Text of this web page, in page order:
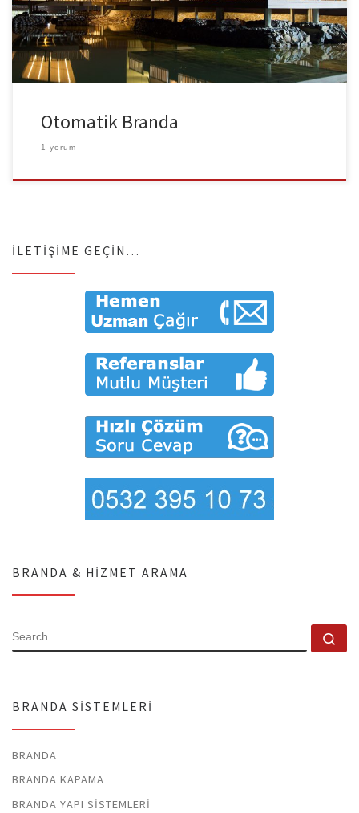
Pergola tente olarak bilinmektedir. Neden Pergola Tente ? Sistem
motorlu ve […]
Otomatik Branda
1 yorum
İLETIŞIME GEÇIN…
BRANDA & HIZMET ARAMA
SEARCH
BRANDA SISTEMLERI
BRANDA
BRANDA KAPAMA
BRANDA YAPI SISTEMLERI